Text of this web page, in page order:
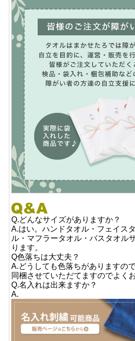
Q.どんなサイズがありますか？
A.はい。ハンドタオル・フェイス
ル・マフラータオル・バスタオル
ります。
Q色落ちは大丈夫？
A.どうしても色落ちがありますの
同梱させていただてますのでよく
Q.名入れは出来ますか？
A.